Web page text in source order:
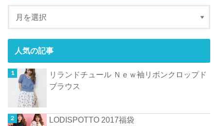
人気の記事
リランドチュール Ｎｅｗ袖リボンクロップド
ブラウス
LODISPOTTO 2017福袋